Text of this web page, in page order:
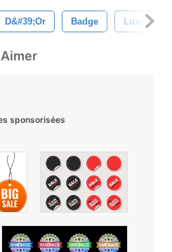
D&#39;or Badge Luxe
sponsorisées